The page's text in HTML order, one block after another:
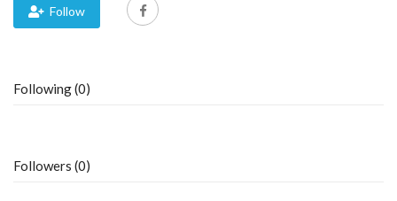
Follow
Following (0)
Followers (0)